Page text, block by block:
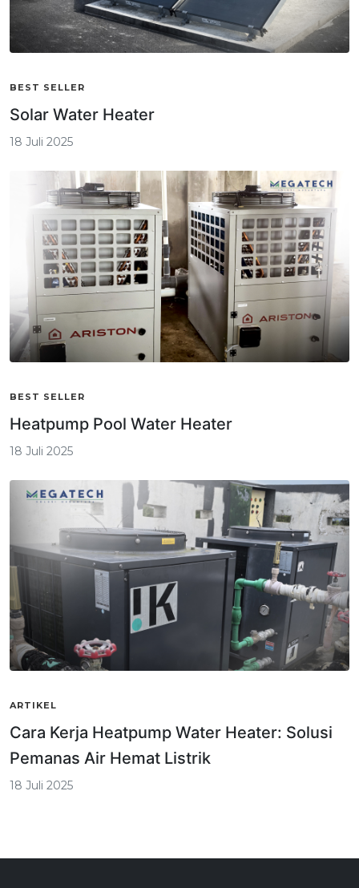
BEST SELLER
Solar Water Heater
18 Juli 2025
BEST SELLER
Heatpump Pool Water Heater
18 Juli 2025
ARTIKEL
Cara Kerja Heatpump Water Heater: Solusi
Pemanas Air Hemat Listrik
18 Juli 2025